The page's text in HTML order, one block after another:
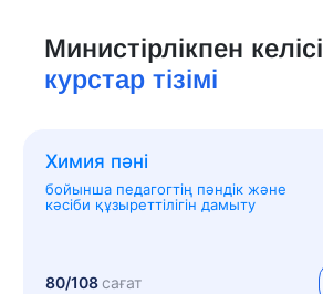
Министірлікпен
курстар тізімі
Химия пәні
бойынша педагогтің пәндік және
кәсіби құзыреттілігін дамыту
80/108сағат